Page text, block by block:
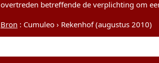
overtreden betreffende de verplichting om
Bron : Cumuleo › Rekenhof (augustus 2010)